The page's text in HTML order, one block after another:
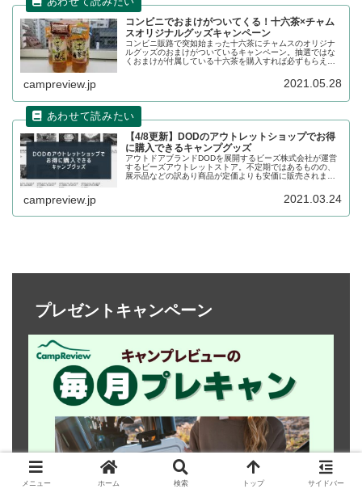
コンビニでおまけがついてくる！十六茶×チャム
スオリジナルグッズキャンペーン
コンビニ販路で突如始まった十六茶にチャムスのオリジナ
ルグッズのおまけがついているキャンペーン。抽選ではな
くおまけが付属している十六茶を購入すれば必ずもらえる
campreview.jp 2021.05.28
【4/8更新】DODのアウトレットショップでお得
に購入できるキャンプグッズ
アウトドアブランドDODを展開するビーズ株式会社が運営
するビーズアウトレットストア。不定期ではあるものの、
展示品などの訳あり商品が定価よりも安価に販売されま
が、商品が追加され次第なるべくリアルタイムに更新をし
campreview.jp 2021.03.24
プレゼントキャンペーン
メニュー ホーム 検索 トップ サイドバー